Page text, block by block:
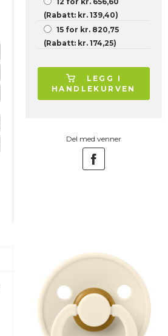
(Rabatt: kr. 139,40)
15 for kr. 820,75
(Rabatt: kr. 174,25)
LEGG I
HANDLEKURVEN
Del med venner